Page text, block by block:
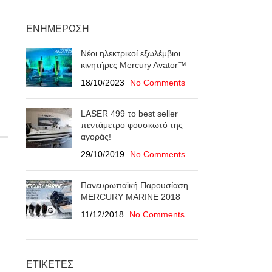
ΕΝΗΜΈΡΩΣΗ
Νέοι ηλεκτρικοί εξωλέμβιοι
κινητήρες Mercury Avator™
18/10/2023
No Comments
LASER 499 το best seller
πεντάμετρο φουσκωτό της
αγοράς!
29/10/2019
No Comments
Πανευρωπαϊκή Παρουσίαση
ΜERCURY MARINE 2018
11/12/2018
No Comments
ΕΤΙΚΈΤΕΣ